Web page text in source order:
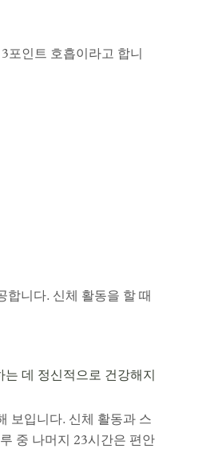
포인트 호흡이라고 합니
합니다. 신체 활동을 할 때
데 정신적으로 건강해지
보입니다. 신체 활동과 스
중 나머지 23시간은 편안